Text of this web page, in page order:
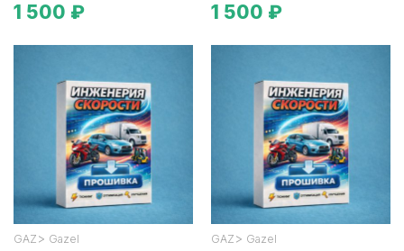
1 500 ₽ 1 500 ₽
GAZ > Gazel GAZ > Gazel